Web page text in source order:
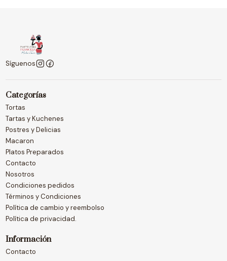
Síguenos
Categorías
Tortas
Tartas y Kuchenes
Postres y Delicias
Macaron
Platos Preparados
Contacto
Nosotros
Condiciones pedidos
Términos y Condiciones
Política de cambio y reembolso
Política de privacidad.
Información
Contacto